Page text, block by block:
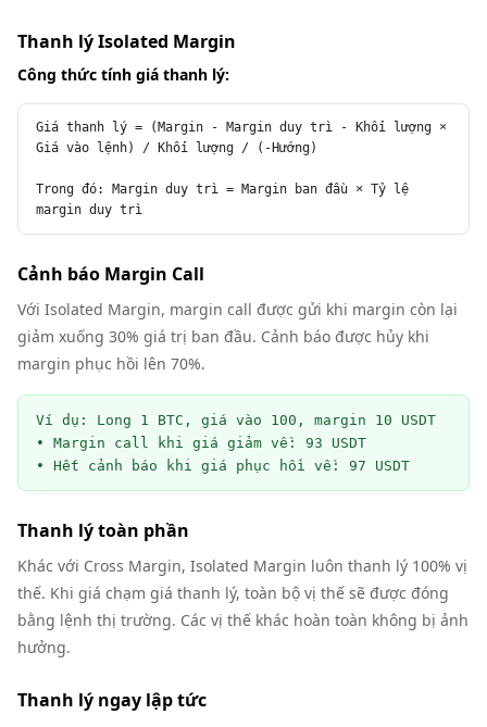
Thanh lý Isolated Margin
Công thức tính giá thanh lý:
Giá thanh lý = (Margin - Margin duy trì - Khối lượng ×
Giá vào lệnh) / Khối lượng / (-Hướng)
Trong đó: Margin duy trì = Margin ban đầu × Tỷ lệ
margin duy trì
Cảnh báo Margin Call
Với Isolated Margin, margin call được gửi khi margin còn lại
giảm xuống 30% giá trị ban đầu. Cảnh báo được hủy khi
margin phục hồi lên 70%.
Ví dụ: Long 1 BTC, giá vào 100, margin 10 USDT
• Margin call khi giá giảm về: 93 USDT
• Hết cảnh báo khi giá phục hồi về: 97 USDT
Thanh lý toàn phần
Khác với Cross Margin, Isolated Margin luôn thanh lý 100% vị
thế. Khi giá chạm giá thanh lý, toàn bộ vị thế sẽ được đóng
bằng lệnh thị trường. Các vị thế khác hoàn toàn không bị ảnh
hưởng.
Thanh lý ngay lập tức